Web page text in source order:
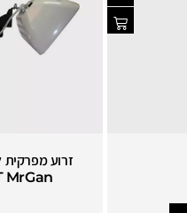
זרוע מפרקית
MrGan